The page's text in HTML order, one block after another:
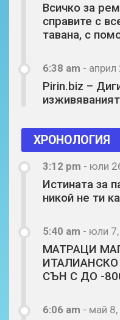
Всичко за
справите с
тавана, с
6:38 am - април
Pirin.biz –
ХРОНОЛОГИЯ
3:12 pm - юли
Истината за
никой не ти
5:40 am - юли
МАТРАЦИ
ИТАЛИАНСКО
СЪН С ДО -
6:06 am - май